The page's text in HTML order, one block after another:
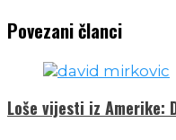
Povezani članci
Loše vijesti iz Amerike: